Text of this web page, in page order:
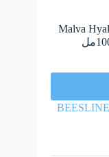
Malva
BEESLINE